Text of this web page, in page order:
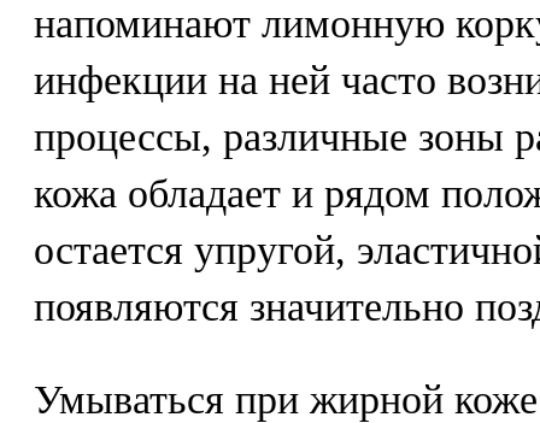
напоминают лимонную
инфекции на ней часто
процессы, различные зоны
кожа обладает и рядом
остается упругой,
появляются значительно
Умываться при жирной коже